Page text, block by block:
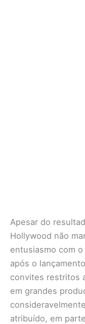
Apesar do
Hollywood não
entusiasmo com
após o
convites restritos
em grandes
atribuído, em